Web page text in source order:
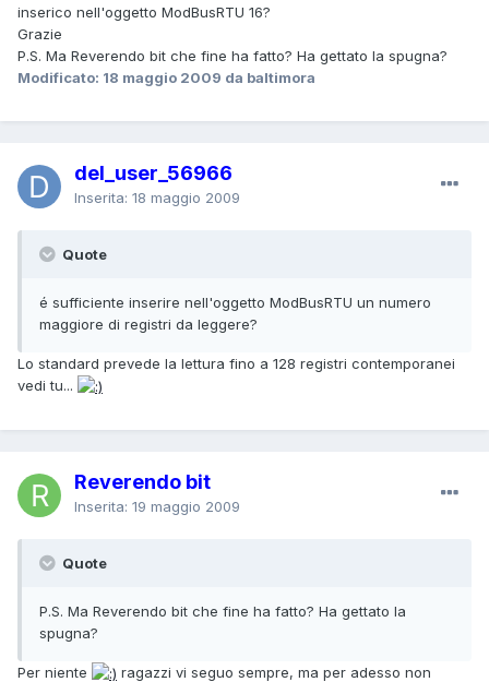
inserico nell'oggetto ModBusRTU 16?
Grazie
P.S. Ma Reverendo bit che fine ha fatto? Ha gettato la spugna?
Modificato: 18 maggio 2009 da baltimora
del_user_56966
Inserita: 18 maggio 2009
Quote
é sufficiente inserire nell'oggetto ModBusRTU un numero
maggiore di registri da leggere?
Lo standard prevede la lettura fino a 128 registri contemporanei
vedi tu...
Reverendo bit
Inserita: 19 maggio 2009
Quote
P.S. Ma Reverendo bit che fine ha fatto? Ha gettato la
spugna?
Per niente
ragazzi vi seguo sempre, ma per adesso non